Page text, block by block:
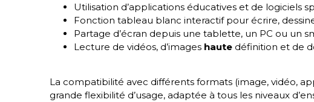
Utilisation d’applications éducatives et de logiciels
Fonction tableau blanc interactif pour écrire,
Partage d’écran depuis une tablette, un PC ou un
Lecture de vidéos, d’images haute définition et de
La compatibilité avec différents formats (image, vidéo,
grande flexibilité d’usage, adaptée à tous les niveaux